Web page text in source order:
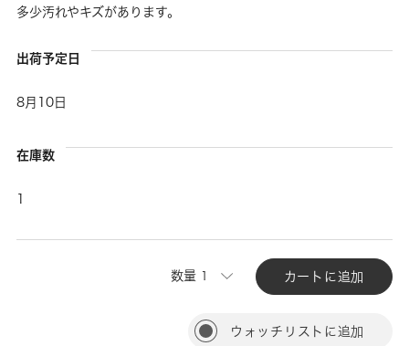
多少汚れやキズがあります。
出荷予定日
8月10日
在庫数
1
数量 カートに追加
ウォッチリストに追加